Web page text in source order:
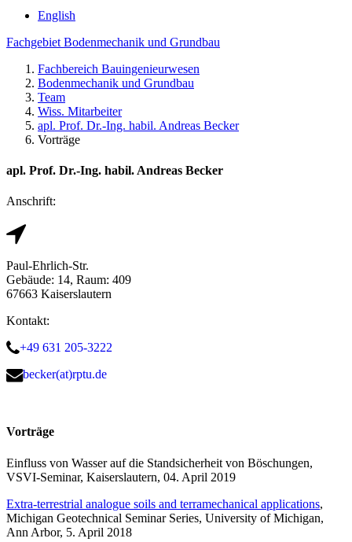
English
Fachgebiet Bodenmechanik und Grundbau
Fachbereich Bauingenieurwesen
Bodenmechanik und Grundbau
Team
Wiss. Mitarbeiter
apl. Prof. Dr.-Ing. habil. Andreas Becker
Vorträge
apl. Prof. Dr.-Ing. habil. Andreas Becker
Anschrift:
Paul-Ehrlich-Str.
Gebäude: 14, Raum: 409
67663 Kaiserslautern
Kontakt:
+49 631 205-3222
becker(at)rptu.de
Vorträge
Einfluss von Wasser auf die Standsicherheit von Böschungen,
VSVI-Seminar, Kaiserslautern, 04. April 2019
Extra-terrestrial analogue soils and terramechanical applications,
Michigan Geotechnical Seminar Series, University of Michigan,
Ann Arbor, 5. April 2018